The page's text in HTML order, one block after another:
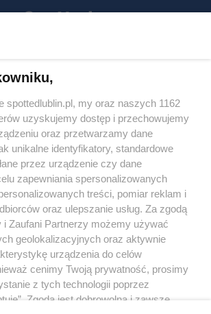
z treści
spottedlublin.pl, my oraz naszych 1162
uzyskujemy dostęp i przechowujemy
oraz przetwarzamy dane
unikalne identyfikatory, standardowe
przez urządzenie czy dane
zapewniania spersonalizowanych
treści, pomiar reklam i
oraz ulepszanie usług. Za zgodą
Zaufani Partnerzy możemy używać
geolokalizacyjnych oraz aktywnie
urządzenia do celów
cenimy Twoją prywatność, prosimy
z tych technologii poprzez
Zgoda jest dobrowolna i zawsze